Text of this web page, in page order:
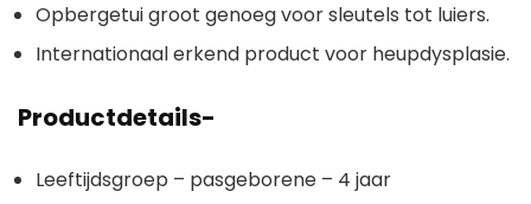
Opbergetui groot genoeg voor sleutels tot luiers.
Internationaal erkend product voor heupdysplasie.
Productdetails-
Leeftijdsgroep – pasgeborene – 4 jaar